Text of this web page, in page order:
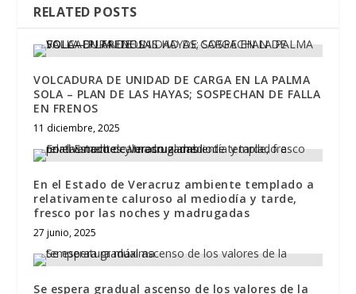
RELATED POSTS
VOLCADURA DE UNIDAD DE CARGA EN LA PALMA
SOLA – PLAN DE LAS HAYAS; SOSPECHAN DE FALLA
EN FRENOS
11 diciembre, 2025
En el Estado de Veracruz ambiente templado a
relativamente caluroso al mediodía y tarde,
fresco por las noches y madrugadas
27 junio, 2025
Se espera gradual ascenso de los valores de la